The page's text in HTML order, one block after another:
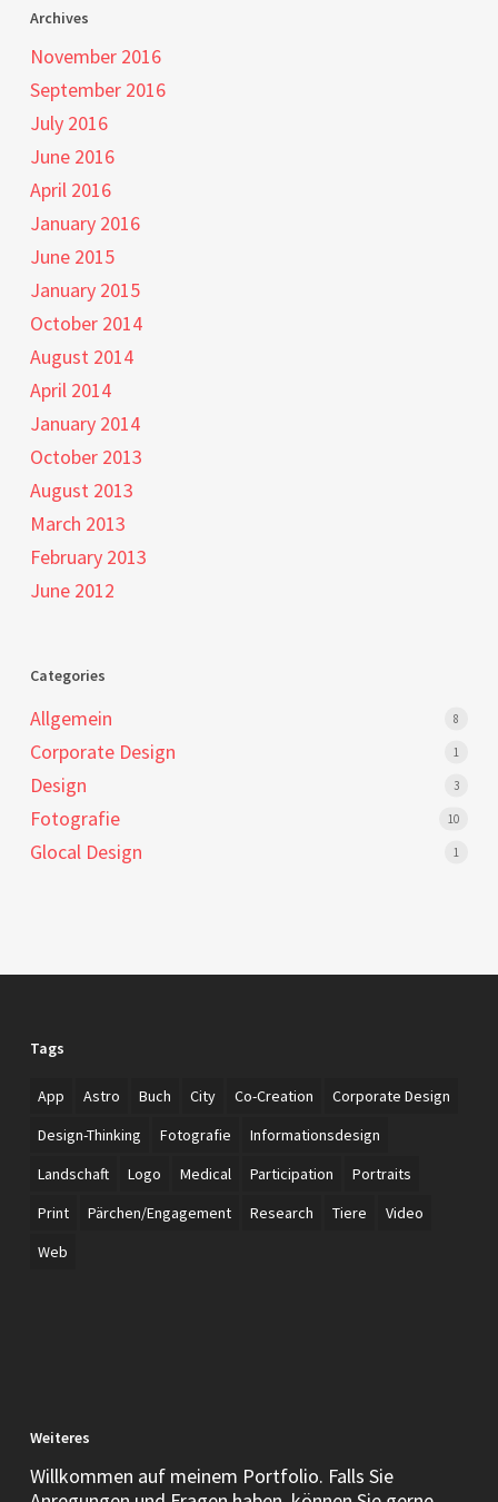
Archives
November 2016
September 2016
July 2016
June 2016
April 2016
January 2016
June 2015
January 2015
October 2014
August 2014
April 2014
January 2014
October 2013
August 2013
March 2013
February 2013
June 2012
Categories
Allgemein 8
Corporate Design 1
Design 3
Fotografie 10
Glocal Design 1
Tags
App Astro Buch City Co-Creation
Corporate Design
Design-Thinking
Fotografie
Informationsdesign
Landschaft
Logo Medical Participation
Portraits
Print
Pärchen/Engagement Research Tiere
Video
Web
Weiteres
Willkommen auf meinem Portfolio. Falls Sie